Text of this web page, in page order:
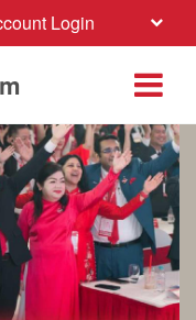
Login